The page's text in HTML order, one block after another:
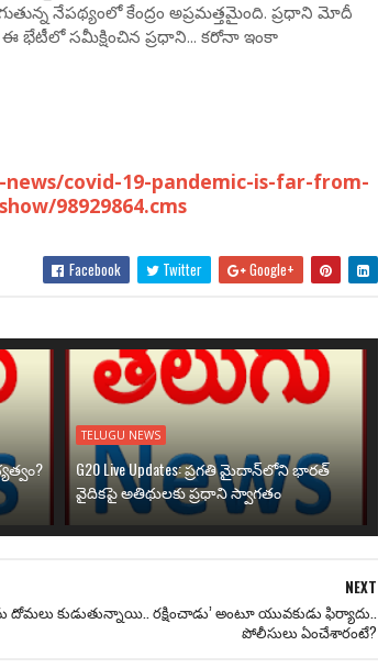
నేపథ్యంలో కేంద్రం అప్రమత్తమైంది. ప్రధాని మోదీ
ఈ భేటీలో సమీక్షించిన ప్రధాని... కరోనా ఇంకా
covid-19-pandemic-is-far-from-
98929864.cms
Facebook Twitter Google+
TELUGU NEWS
G20 Live Updates: ప్రగతి మైదాన్‌లోని భారత్
వైదికపై అతిథులకు ప్రధాని స్వాగతం
NEXT
దోమలు కుడుతున్నాయి.. రక్షించాడు’ అంటూ యువకుడు ఫిర్యాదు..
పోలీసులు ఏంచేశారంటే?